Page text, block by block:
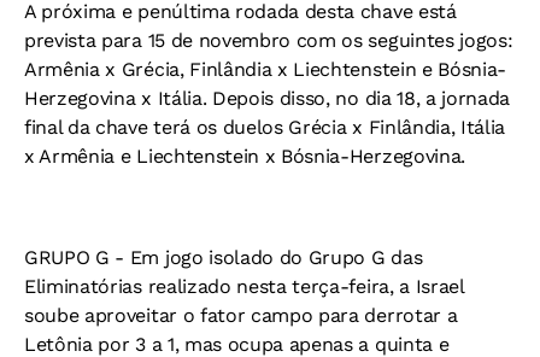
A próxima e penúltima rodada desta chave está
prevista para 15 de novembro com os seguintes jogos:
Armênia x Grécia, Finlândia x Liechtenstein e Bósnia-
Herzegovina x Itália. Depois disso, no dia 18, a jornada
final da chave terá os duelos Grécia x Finlândia, Itália
x Armênia e Liechtenstein x Bósnia-Herzegovina.
GRUPO G - Em jogo isolado do Grupo G das
Eliminatórias realizado nesta terça-feira, a Israel
soube aproveitar o fator campo para derrotar a
Letônia por 3 a 1, mas ocupa apenas a quinta e